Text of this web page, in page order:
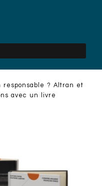
responsable ? Altran et
avec un livre